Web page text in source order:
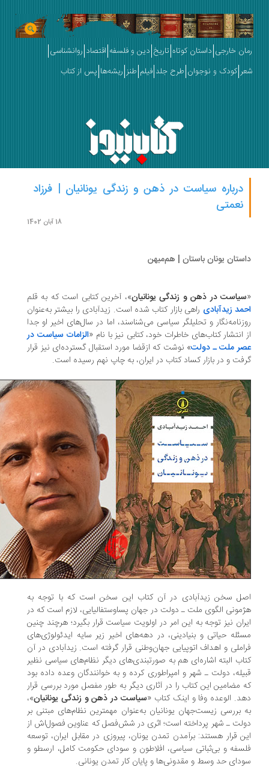
خارجی داستان کوتاه تاریخ دین و فلسفه اقتصاد روانشناسی
کودک و نوجوان طرح جلد فیلم طنز ریشه‌ها پس از کتاب
درباره سیاست در ذهن و زندگی یونانیان | فرزاد
نعمتی
یونان باستان | هم‌میهن
در ذهن و زندگی یونانیان»، آخرین کتابی است که به قلم
زیدآبادیراهی بازار کتاب شده است. زیدآبادی را بیشتر به‌عنوان
و تحلیلگر سیاسی می‌شناسند، اما در سال‌های اخیر او جدا
انتشار کتاب‌های خاطرات خود، کتابی نیز با نام «الزامات سیاست در
ملت ـ دولت» نوشت که ازقضا مورد استقبال گسترده‌ای نیز قرار
و در بازار کساد کتاب در ایران، به چاپ نهم رسیده است.
سخن زیدآبادی در آن کتاب این سخن است که با توجه به
الگوی ملت ـ دولت در جهان پساوستفالیایی، لازم است که در
نیز توجه به این امر در اولویت سیاست قرار بگیرد؛ هرچند چنین
حیاتی و بنیادینی، در دهه‌های اخیر زیر سایه ایدئولوژی‌های
و اهداف اتوپیایی جهان‌وطنی قرار گرفته است. زیدآبادی در آن
البته اشاره‌ای هم به صورتبندی‌های دیگر نظام‌های سیاسی نظیر
دولت ـ شهر و امپراطوری کرده و به خوانندگان وعده داده بود
مضامین این کتاب را در آثاری دیگر به طور مفصل مورد بررسی قرار
الوعده وفا و اینک کتاب « سیاست در ذهن و زندگی یونانیان»،
بررسی زیست‌جهان یونانیان به‌عنوان مهمترین نظام‌های مبتنی بر
ـ شهر پرداخته است؛ اثری در شش‌فصل که عناوین فصول‌اش از
قرار هستند: برآمدن تمدن یونان، پیروزی در مقابل ایران، توسعه
و بی‌ثباتی سیاسی، افلاطون و سودای حکومت کامل، ارسطو و
حد وسط و مقدونی‌ها و پایان کار تمدن یونانی.